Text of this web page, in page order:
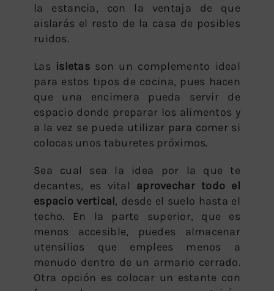
la estancia, con la ventaja de que
aislarás el resto de la casa de posibles
ruidos.
Las isletas son un complemento ideal
para estos tipos de cocina, pues hacen
que una encimera pueda servir de
espacio donde preparar los alimentos y
a la vez se pueda utilizar para comer si
colocas unos taburetes próximos.
Sea cual sea la idea por la que te
decantes, es vital aprovechar todo el
espacio vertical, desde el suelo hasta el
techo. En la parte superior, que es
menos accesible, puedes almacenar
utensilios que emplees menos a
menudo dentro de un armario cerrado.
Otra opción es colocar un estante con